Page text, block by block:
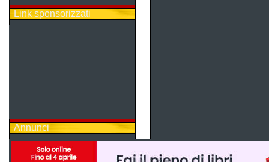
Link sponsorizzati
Annunci